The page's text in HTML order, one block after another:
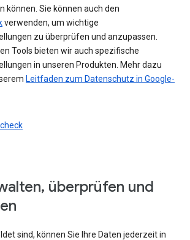
können. Sie können auch den
verwenden, um wichtige
zu überprüfen und anzupassen.
Tools bieten wir auch spezifische
in unseren Produkten. Mehr dazu
Leitfaden zum Datenschutz in Google-
überprüfen und
sind, können Sie Ihre Daten jederzeit in